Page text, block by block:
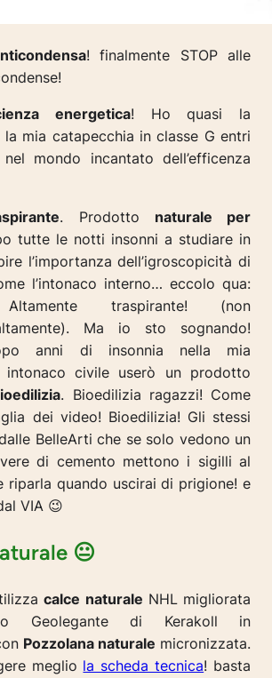
! finalmente STOP alle
energetica! Ho quasi la
la mia catapecchia in classe G entri
mondo incantato dell’efficenza
. Prodotto naturale per
tutte le notti insonni a studiare in
l’importanza dell’igroscopicità di
l’intonaco interno… eccolo qua:
traspirante! (non
Ma io sto sognando!
anni di insonnia nella mia
intonaco civile userò un prodotto
. Bioedilizia ragazzi! Come
dei video! Bioedilizia! Gli stessi
BelleArti che se solo vedono un
di cemento mettono i sigilli al
riparla quando uscirai di prigione! e
VIA 😉
😐
calce naturale NHL migliorata
Geolegante di Kerakoll in
Pozzolana naturale micronizzata.
meglio la scheda tecnica! basta